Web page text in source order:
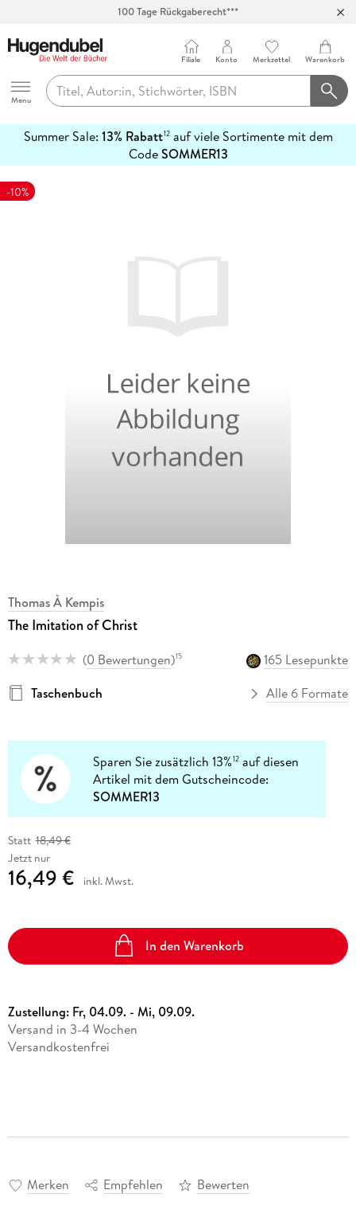
100 Tage Rückgaberecht***
Hugendubel
Menu
Filiale Konto Merkzettel Warenkorb
Summer Sale: 13% Rabatt12auf viele Sortimente mit dem
CodeSOMMER13
erfahren
-10%
Thomas À Kempis
The Imitation of Christ
(0 Bewertungen)15
165 Lesepunkte
Taschenbuch
Alle 6 Formate
Sparen Sie zusätzlich 13%12 auf diesen
Artikel mit dem Gutscheincode:
SOMMER13
Statt 18,49 €
Jetzt nur
16,49 € inkl. Mwst.
In den Warenkorb
Zustellung: Fr, 04.09. - Mi, 09.09.
Versand in 3-4 Wochen
Versandkostenfrei
Merken Empfehlen Bewerten